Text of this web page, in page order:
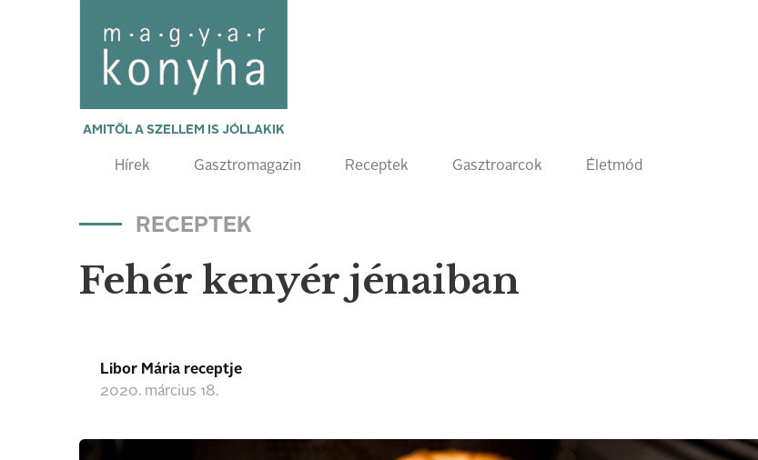
AMITŐL A SZELLEM IS JÓLLAKIK
Hírek Gasztromagazin Receptek Gasztroarcok Életmód
RECEPTEK
Fehér kenyér jénaiban
Libor Mária receptje
2020. március 18.